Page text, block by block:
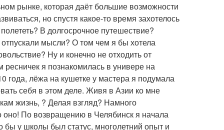
рынке, которая даёт большие возможности
но спустя какое-то время захотелось
В долгосрочное путешествие?
мысли? О том чем я бы хотела
Ну и конечно не отходить от
я познакомилась в универе на
года, лёжа на кушетке у мастера я подумала
себя в этом деле. Живя в Азии ко мне
жизнь, ? Делая взгляд? Намного
оно! По возвращению в Челябинск я начала
бы у школы был статус, многолетний опыт и